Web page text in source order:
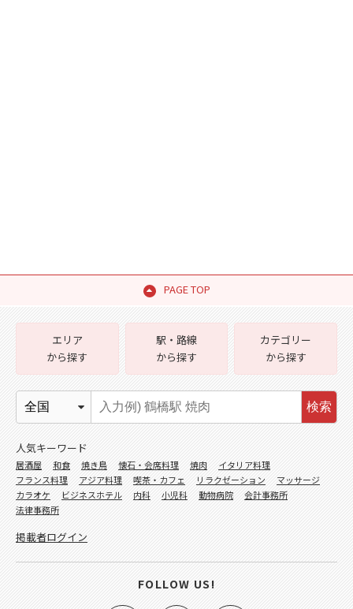
PAGE TOP
エリア
から探す
駅・路線
から探す
カテゴリー
から探す
検索
人気キーワード
居酒屋 和食 焼き鳥 懐石・会席料理 焼肉
イタリア料理
フランス料理
アジア料理 喫茶・カフェ リラクゼーション
マッサージ
カラオケ
ビジネスホテル 内科 小児科 動物病院
会計事務所
法律事務所
掲載者ログイン
FOLLOW US!